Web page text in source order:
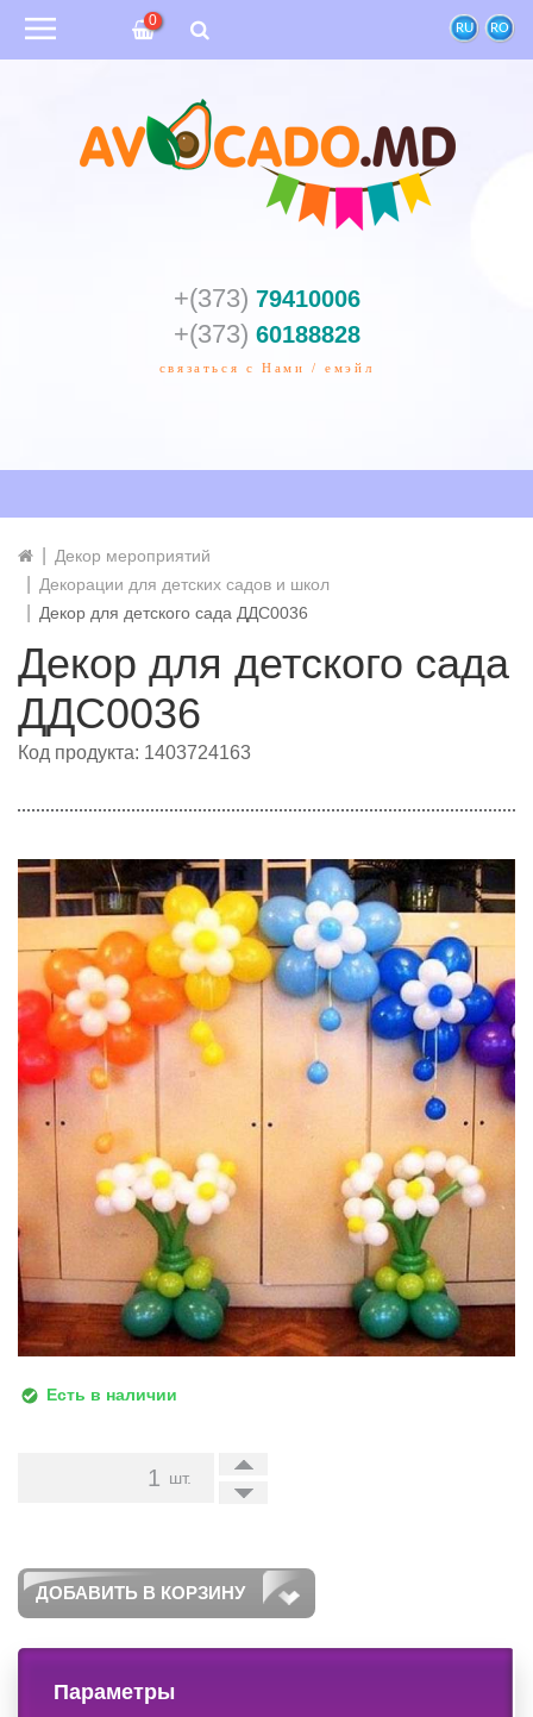
RU RO
0
+(373) 79410006
+(373) 60188828
связаться с Нами / емэйл
Декор мероприятий
Декорации для детских садов и школ
Декор для детского сада ДДС0036
Декор для детского сада
ДДС0036
Код продукта: 1403724163
Есть в наличии
+
-
шт.
ДОБАВИТЬ В КОРЗИНУ
Параметры